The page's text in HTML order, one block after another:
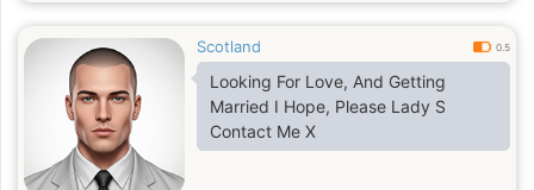
Scotland 0.5
Looking For Love, And Getting
Married I Hope, Please Lady S
Contact Me X